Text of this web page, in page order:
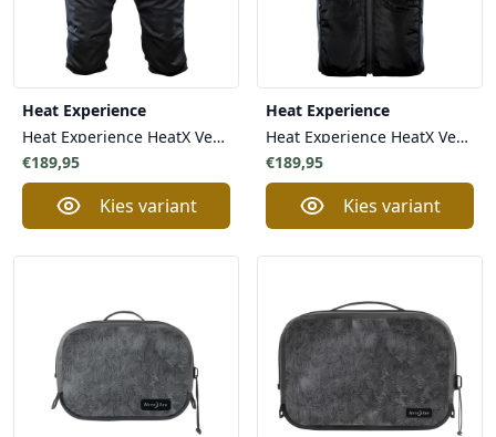
Heat Experience
Heat Experience HeatX Verwarmde Broek Kniebroek Unisex - Oplaadbare Batterijen Ultiem Comfort
€189,95
Kies variant
Heat Experience
Heat Experience HeatX Verwarmde Bodywarmer Heated Core Vest Heren Zwart
€189,95
Kies variant